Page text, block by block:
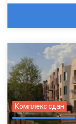
Комплекс сдан